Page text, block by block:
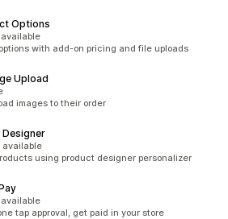
Options
with add-on pricing and file uploads
Upload
images to their order
available
using product designer personalizer
tap approval, get paid in your store